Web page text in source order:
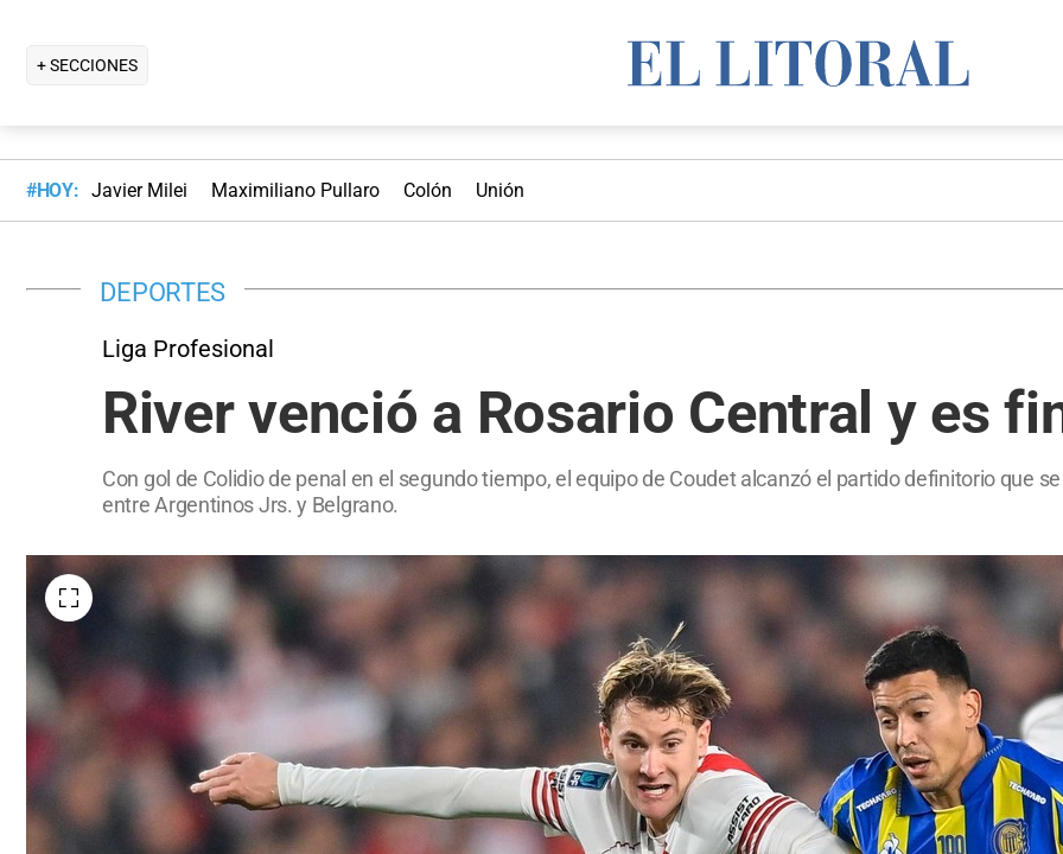
+ SECCIONES
#HOY: Javier Milei Maximiliano Pullaro Colón Unión
DEPORTES
Liga Profesional
River venció a Rosario Central y es
Con gol de Colidio de penal en el segundo tiempo, el equipo de Coudet alcanzó el partido definitorio que
entre Argentinos Jrs. y Belgrano.